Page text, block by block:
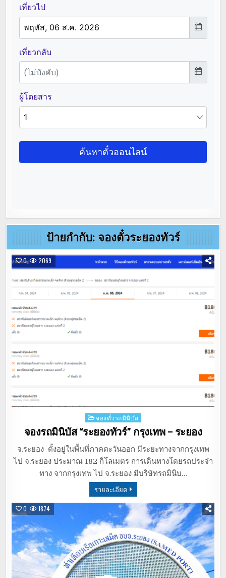
ป้ายกำกับ: จองตั๋วระยองทัวร์
0 2069
Posted
in
จองตั๋วรถมินิบัส
จองรถมินิบัส “ระยองทัวร์” กรุงเทพ – ระยอง
จ.ระยอง ตั้งอยู่ในพื้นที่ภาคตะวันออก มีระยะทางจากกรุงเทพ
ไป จ.ระยอง ประมาณ 182 กิโลเมตร การเดินทางโดยรถประจำ
ทาง จากกรุงเทพ ไป จ.ระยอง มีบริษัทรถมินิบ…
รายละเอียด
0 1874